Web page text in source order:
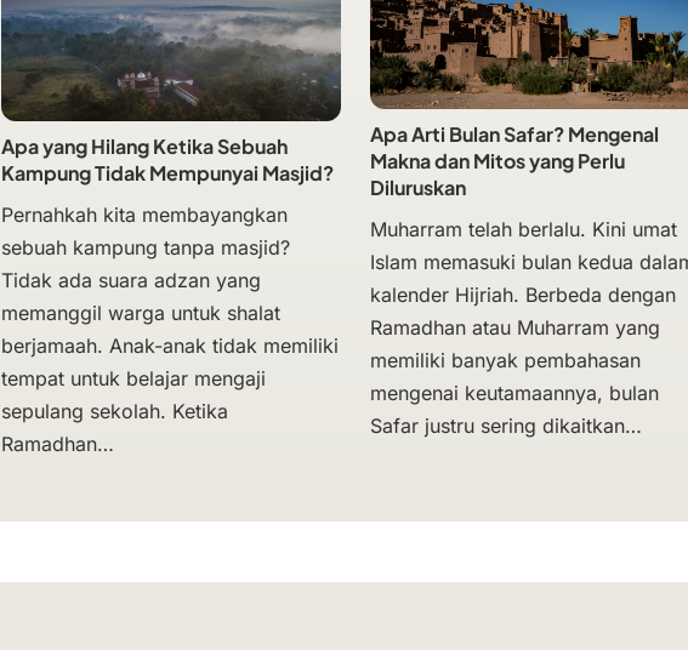
Apa yang Hilang Ketika Sebuah
Kampung Tidak Mempunyai Masjid?
Pernahkah kita membayangkan
sebuah kampung tanpa masjid?
Tidak ada suara adzan yang
memanggil warga untuk shalat
berjamaah. Anak-anak tidak memiliki
tempat untuk belajar mengaji
sepulang sekolah. Ketika
Ramadhan…
Apa Arti Bulan Safar? Mengenal
Makna dan Mitos yang Perlu
Diluruskan
Muharram telah berlalu. Kini umat
Islam memasuki bulan kedua
kalender Hijriah. Berbeda dengan
Ramadhan atau Muharram yang
memiliki banyak pembahasan
mengenai keutamaannya, bulan
Safar justru sering dikaitkan…